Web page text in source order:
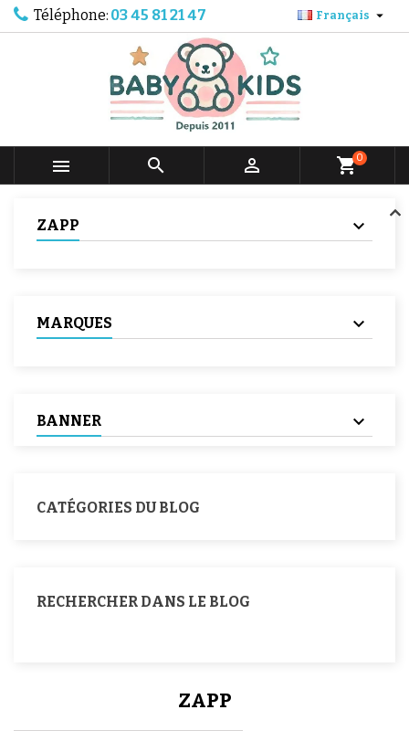
Téléphone: 03 45 81 21 47 Français 
   shopping_cart0
ZAPP
MARQUES
BANNER
CATÉGORIES DU BLOG
RECHERCHER DANS LE BLOG
ZAPP